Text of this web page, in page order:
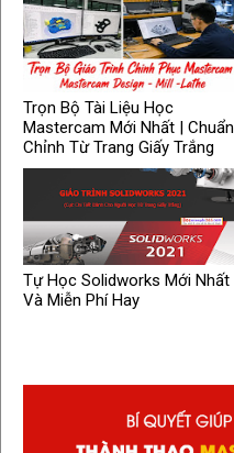
Trọn Bộ Tài Liệu Học
Mastercam Mới Nhất | Chuẩn
Chỉnh Từ Trang Giấy Trắng
Tự Học Solidworks Mới Nhất
Và Miễn Phí Hay